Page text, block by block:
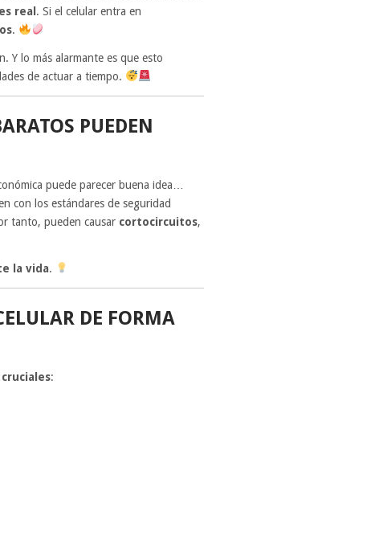
real . Si el celular entra en
.
Y lo más alarmante es que esto
de actuar a tiempo.
PUEDEN
puede parecer buena idea…
con los estándares de seguridad
tanto, pueden causar cortocircuitos,
la vida.
DE FORMA
: